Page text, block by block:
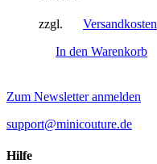
zzgl.
Versandkosten
In den Warenkorb
Zum Newsletter anmelden
support@minicouture.de
Hilfe